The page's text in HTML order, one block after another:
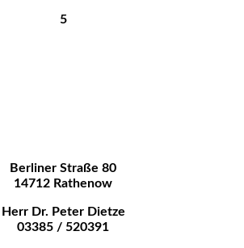
5
Berliner Straße 80
14712 Rathenow
Herr Dr. Peter Dietze
03385 / 520391